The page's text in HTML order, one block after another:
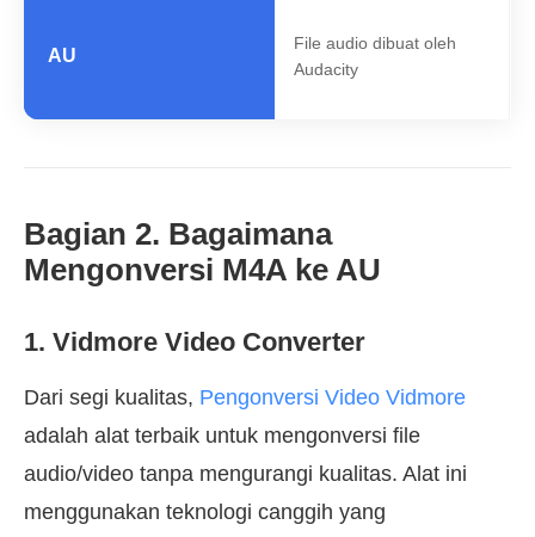
AU
File audio dibuat oleh
Audacity
Bagian 2. Bagaimana
Mengonversi M4A ke AU
1. Vidmore Video Converter
Dari segi kualitas, Pengonversi Video Vidmore
adalah alat terbaik untuk mengonversi file
audio/video tanpa mengurangi kualitas. Alat ini
menggunakan teknologi canggih yang